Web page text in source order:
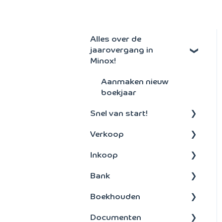
Alles over de
jaarovergang in
Minox!
Aanmaken nieuw
boekjaar
Snel van start!
Algemeen
Verkoop
Debiteuren
Offertes en facturen
Abonnementen
Orders
Inkoop
Betalen
Inkoopfacturen
Bank
Bankenkoppeling
Betalen
Boekhouden
Boeken
Documenten